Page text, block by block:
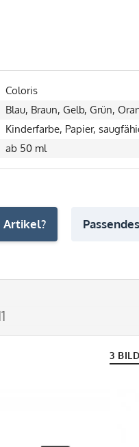
Coloris
Blau, Braun, Gelb, Grün,
Kinderfarbe, Papier,
ab 50 ml
Artikel?
3